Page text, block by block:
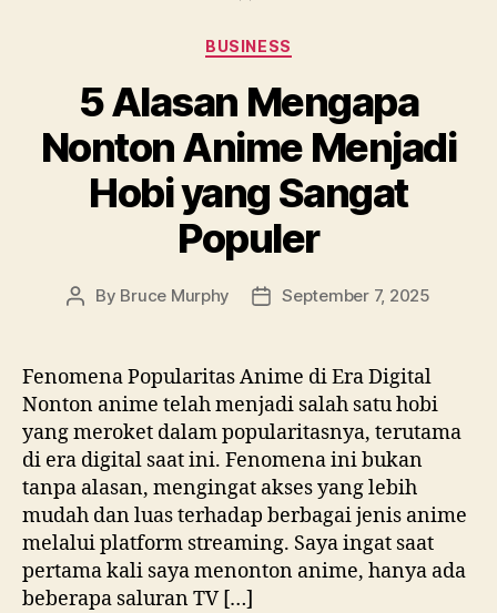
Categories
BUSINESS
5 Alasan Mengapa
Nonton Anime Menjadi
Hobi yang Sangat
Populer
Post
By Bruce Murphy
PostSeptember 7, 2025
Fenomena Popularitas Anime di Era Digital
Nonton anime telah menjadi salah satu hobi
yang meroket dalam popularitasnya, terutama
di era digital saat ini. Fenomena ini bukan
tanpa alasan, mengingat akses yang lebih
mudah dan luas terhadap berbagai jenis anime
melalui platform streaming. Saya ingat saat
pertama kali saya menonton anime, hanya ada
beberapa saluran TV […]